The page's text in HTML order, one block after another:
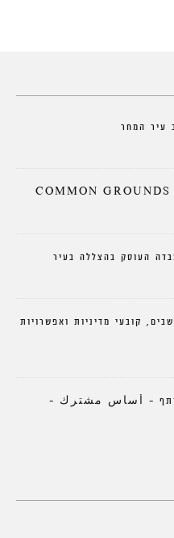
קובעי מדיניות ואפשרויות
– أساس مشترك –